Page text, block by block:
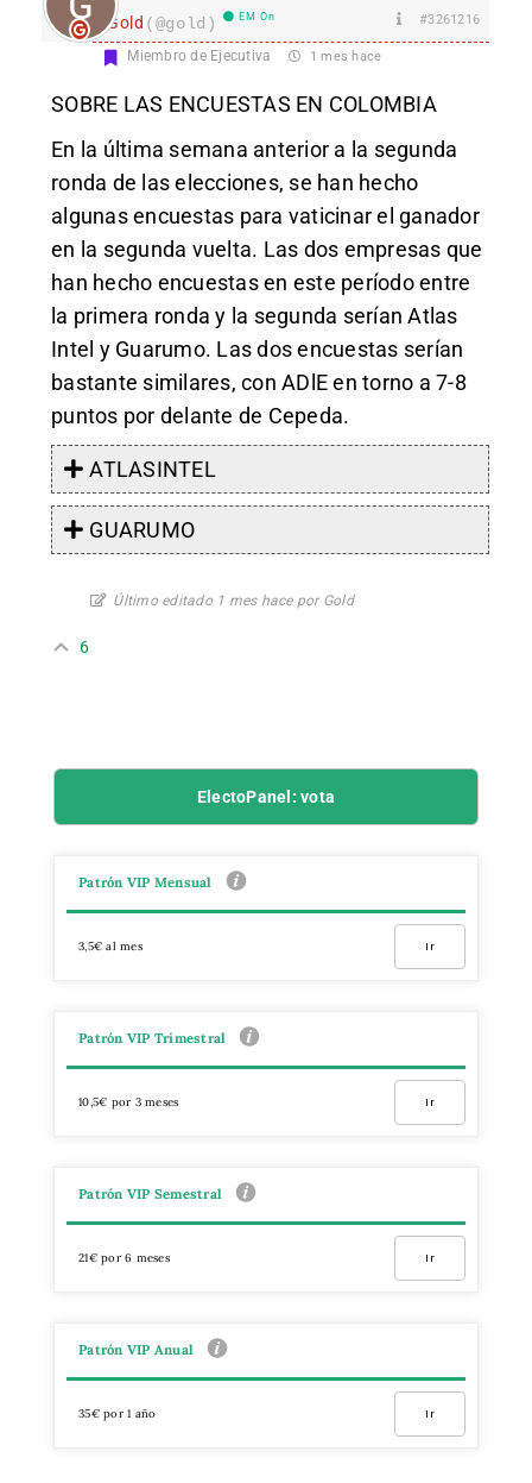
Gold (@gold) EM On #3261216
Miembro de Ejecutiva 1 mes hace
SOBRE LAS ENCUESTAS EN COLOMBIA
En la última semana anterior a la segunda
ronda de las elecciones, se han hecho
algunas encuestas para vaticinar el ganador
en la segunda vuelta. Las dos empresas que
han hecho encuestas en este período entre
la primera ronda y la segunda serían Atlas
Intel y Guarumo. Las dos encuestas serían
bastante similares, con ADlE en torno a 7-8
puntos por delante de Cepeda.
ATLASINTEL
GUARUMO
Último editado 1 mes hace por Gold
6
ElectoPanel: vota
Patrón VIP Mensual
3,5€ al mes Ir
Patrón VIP Trimestral
10,5€ por 3 meses Ir
Patrón VIP Semestral
21€ por 6 meses Ir
Patrón VIP Anual
35€ por 1 año Ir